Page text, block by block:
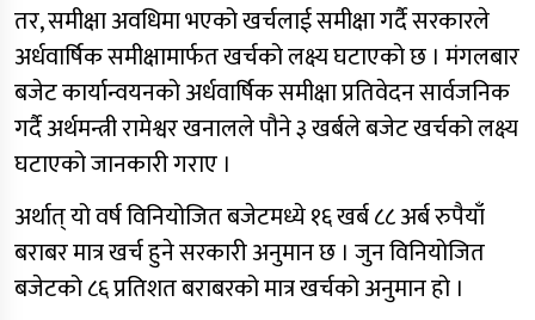
तर, समीक्षा अवधिमा भएको खर्चलाई समीक्षा गर्दै सरकारले
अर्धवार्षिक समीक्षामार्फत खर्चको लक्ष्य घटाएको छ । मंगलबार
बजेट कार्यान्वयनको अर्धवार्षिक समीक्षा प्रतिवेदन सार्वजनिक
गर्दै अर्थमन्त्री रामेश्वर खनालले पौने ३ खर्बले बजेट खर्चको लक्ष्य
घटाएको जानकारी गराए ।
अर्थात् यो वर्ष विनियोजित बजेटमध्ये १६ खर्ब ८८ अर्ब रुपैयाँ
बराबर मात्र खर्च हुने सरकारी अनुमान छ । जुन विनियोजित
बजेटको ८६ प्रतिशत बराबरको मात्र खर्चको अनुमान हो ।